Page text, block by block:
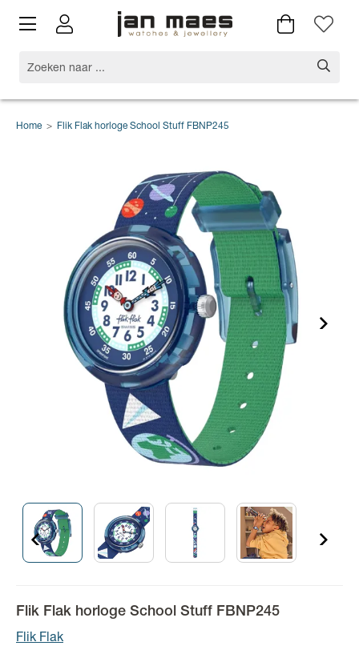
Home > Flik Flak horloge School Stuff FBNP245
Flik Flak horloge School Stuff FBNP245
Flik Flak